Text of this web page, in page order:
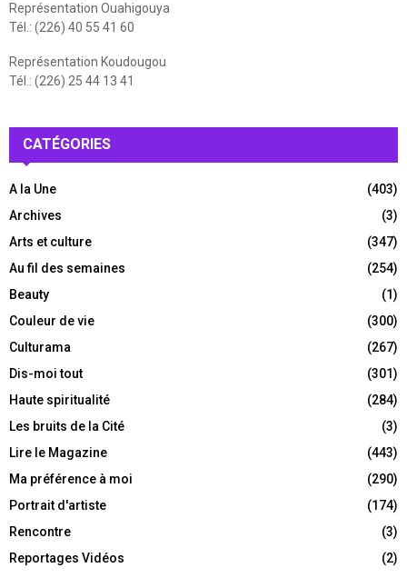
Représentation Ouahigouya
Tél.: (226) 40 55 41 60
Représentation Koudougou
Tél.: (226) 25 44 13 41
CATÉGORIES
A la Une
(403)
Archives
(3)
Arts et culture
(347)
Au fil des semaines
(254)
Beauty
(1)
Couleur de vie
(300)
Culturama
(267)
Dis-moi tout
(301)
Haute spiritualité
(284)
Les bruits de la Cité
(3)
Lire le Magazine
(443)
Ma préférence à moi
(290)
Portrait d'artiste
(174)
Rencontre
(3)
Reportages Vidéos
(2)